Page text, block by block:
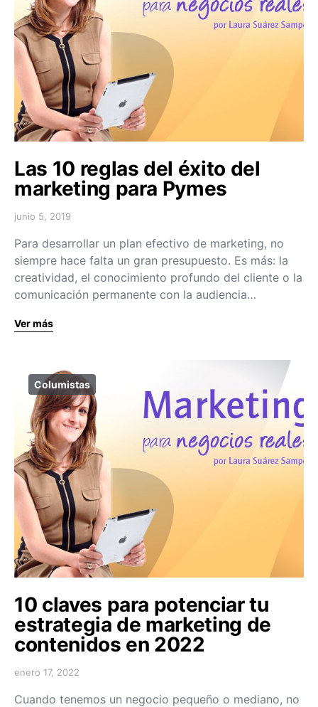
Las 10 reglas del éxito del
marketing para Pymes
junio 5, 2019
Para desarrollar un plan efectivo de marketing, no
siempre hace falta un gran presupuesto. Es más: la
creatividad, el conocimiento profundo del cliente o la
comunicación permanente con la audiencia…
Ver más
Columistas
10 claves para potenciar tu
estrategia de marketing de
contenidos en 2022
enero 17, 2022
Cuando tenemos un negocio pequeño o mediano, no